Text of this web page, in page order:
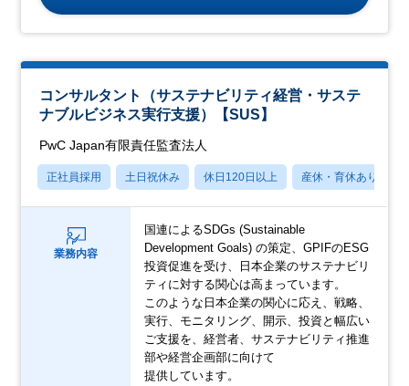
コンサルタント（サステナビリティ経営・サステ
ナブルビジネス実行支援）【SUS】
PwC Japan有限責任監査法人
正社員採用 土日祝休み 休日120日以上 産休・育休あり
業務内容
国連によるSDGs (Sustainable
Development Goals) の策定、GPIFのESG
投資促進を受け、日本企業のサステナビリ
ティに対する関心は高まっています。
このような日本企業の関心に応え、戦略、
実行、モニタリング、開示、投資と幅広い
ご支援を、経営者、サステナビリティ推進
部や経営企画部に向けて
提供しています。